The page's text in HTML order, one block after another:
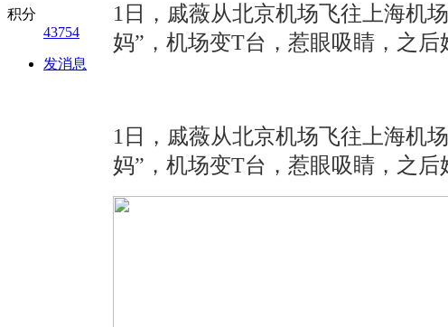
积分
43754
发消息
1日，戚薇从北京机场飞往上海机
妈”，机场变T台，惹眼吸睛，之
1日，戚薇从北京机场飞往上海机
妈”，机场变T台，惹眼吸睛，之